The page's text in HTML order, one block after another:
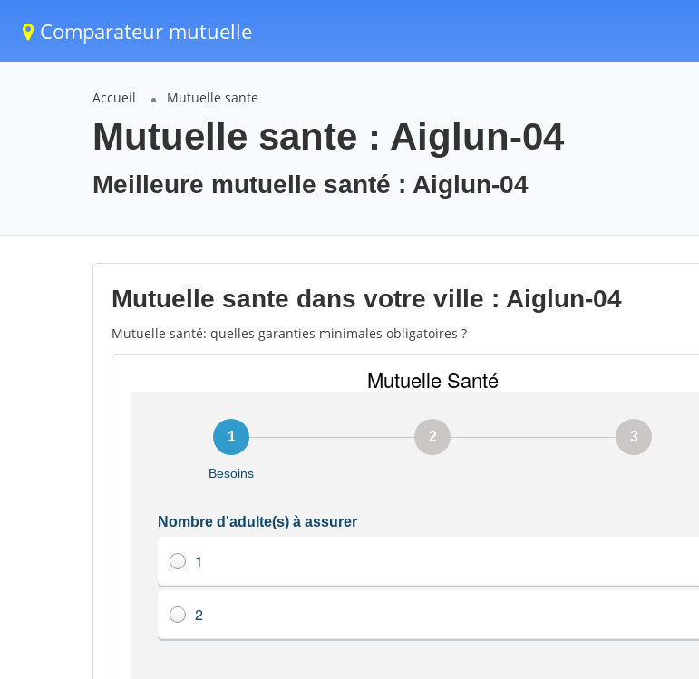
Comparateur mutuelle
Accueil Mutuelle sante
Mutuelle sante : Aiglun-04
Meilleure mutuelle santé : Aiglun-04
Mutuelle sante dans votre ville : Aiglun-04
Mutuelle santé: quelles garanties minimales obligatoires ?